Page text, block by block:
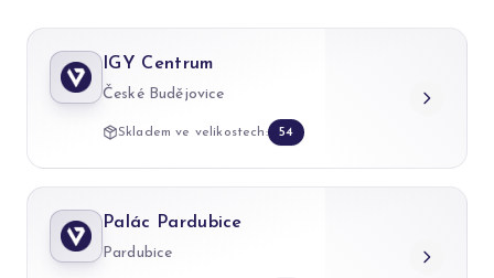
IGY Centrum
České Budějovice
Skladem ve velikostech: 54
Palác Pardubice
Pardubice